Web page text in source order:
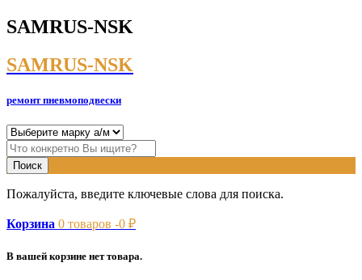
SAMRUS-NSK
SAMRUS-NSK
ремонт пневмоподвески
Пожалуйста, введите ключевые слова для поиска.
Корзина 0 товаров -0 ₽
В вашей корзине нет товара.